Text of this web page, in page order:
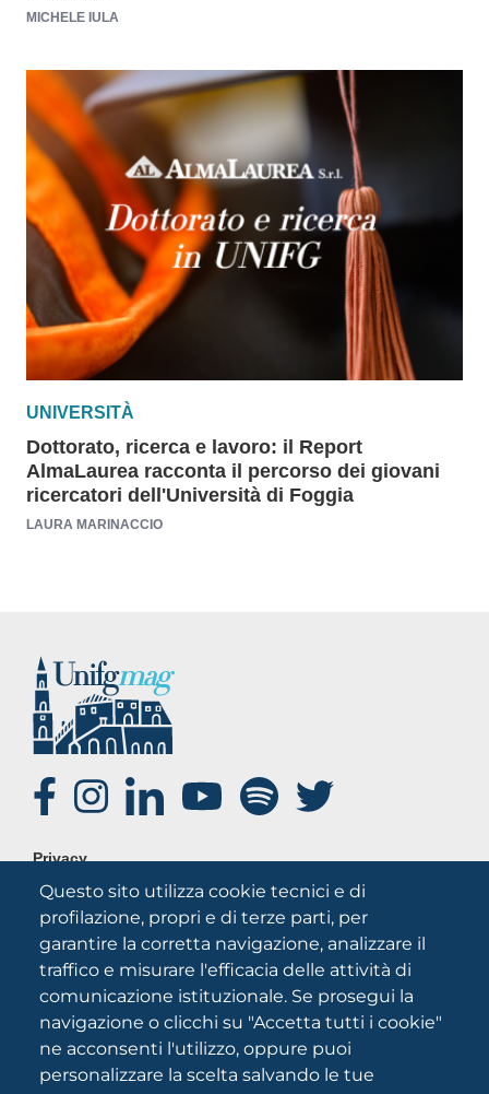
MICHELE IULA
UNIVERSITÀ
Dottorato, ricerca e lavoro: il Report
AlmaLaurea racconta il percorso dei giovani
ricercatori dell'Università di Foggia
LAURA MARINACCIO
Questo sito utilizza cookie tecnici e di
profilazione, propri e di terze parti, per
garantire la corretta navigazione, analizzare il
traffico e misurare l'efficacia delle attività di
comunicazione istituzionale. Se prosegui la
navigazione o clicchi su "Accetta tutti i cookie"
ne acconsenti l'utilizzo, oppure puoi
personalizzare la scelta salvando le tue
SOCIAL
FOOTER
Privacy
Note legali
Credits
Chi siamo